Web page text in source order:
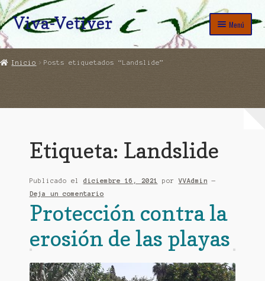
Ir
Ir
al
Viva-Vetiver Menú
Erosión, Agua, Sistema Vetiver, Permacultura
Inicio Posts etiquetados “Landslide”
Etiqueta: Landslide
Publicado el diciembre 16, 2021 porVVAdmin
—
Deja un comentario
Protección contra la
erosión de las playas